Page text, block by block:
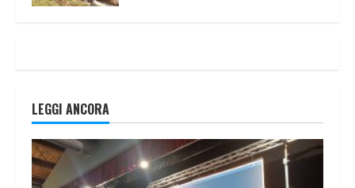
LEGGI ANCORA